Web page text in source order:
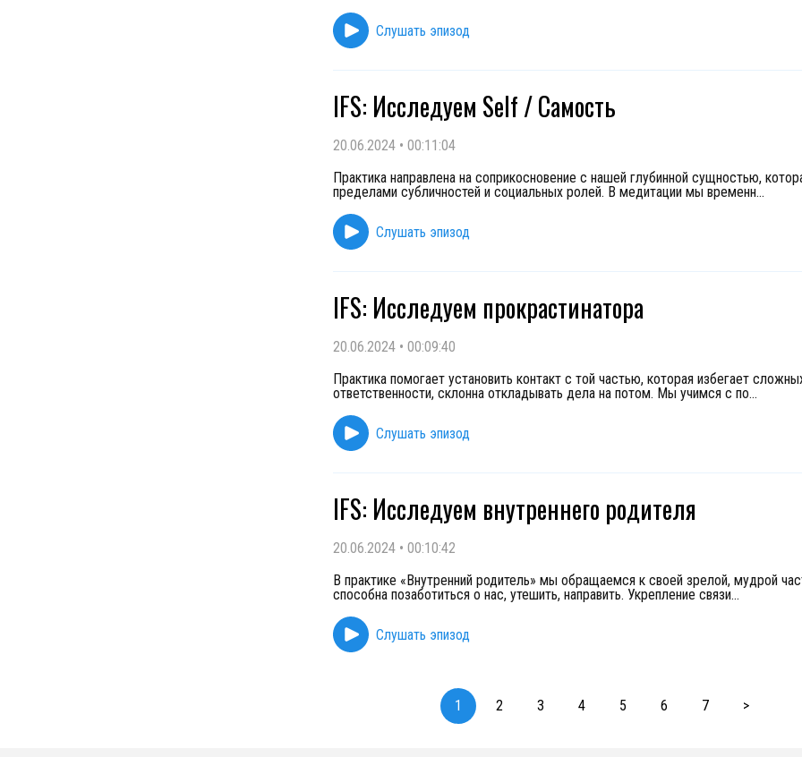
Слушать эпизод
IFS: Исследуем Self / Самость
20.06.2024 • 00:11:04
Практика направлена на соприкосновение с нашей глубинной сущностью,
пределами субличностей и социальных ролей. В медитации мы временн...
Слушать эпизод
IFS: Исследуем прокрастинатора
20.06.2024 • 00:09:40
Практика помогает установить контакт с той частью, которая избегает
ответственности, склонна откладывать дела на потом. Мы учимся с по...
Слушать эпизод
IFS: Исследуем внутреннего родителя
20.06.2024 • 00:10:42
В практике «Внутренний родитель» мы обращаемся к своей зрелой, мудрой
способна позаботиться о нас, утешить, направить. Укрепление связи...
Слушать эпизод
1 2 3 4 5 6 7 >